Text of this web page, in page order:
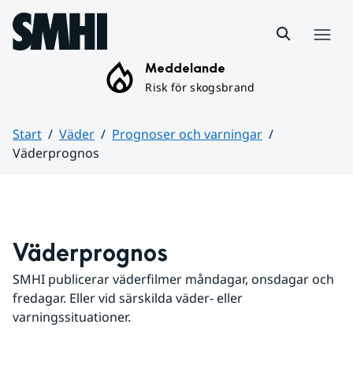
Hoppa till sidans innehåll
Meddelande
Risk för skogsbrand
Start Väder
Prognoser och varningar
Väderprognos
Väderprognos
SMHI publicerar väderfilmer måndagar, onsdagar och
fredagar. Eller vid särskilda väder- eller
varningssituationer.